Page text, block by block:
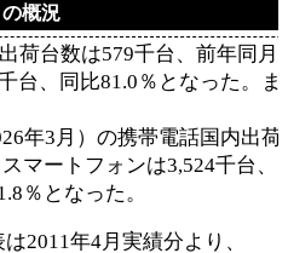
概況
荷台数は579千台、前年同月
台、同比81.0％となった。
年3月）の携帯電話国内出
マートフォンは3,524千台、
％となった。
2011年4月実績分より、